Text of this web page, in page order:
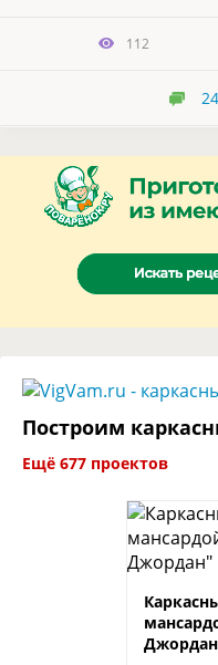
112
24
Построим
Ещё 677 проектов